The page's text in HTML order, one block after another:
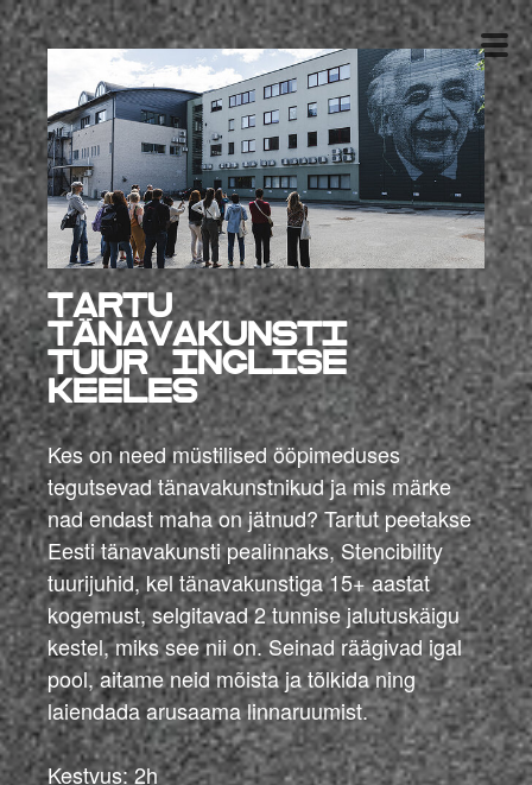
TARTU
TÄNAVAKUNSTI
TUURinglise
keeles
Kes on need müstilised ööpimeduses
tegutsevad tänavakunstnikud ja mis märke
nad endast maha on jätnud? Tartut peetakse
Eesti tänavakunsti pealinnaks, Stencibility
tuurijuhid, kel tänavakunstiga 15+ aastat
kogemust, selgitavad 2 tunnise jalutuskäigu
kestel, miks see nii on. Seinad räägivad igal
pool, aitame neid mõista ja tõlkida ning
laiendada arusaama linnaruumist.
Kestvus: 2h